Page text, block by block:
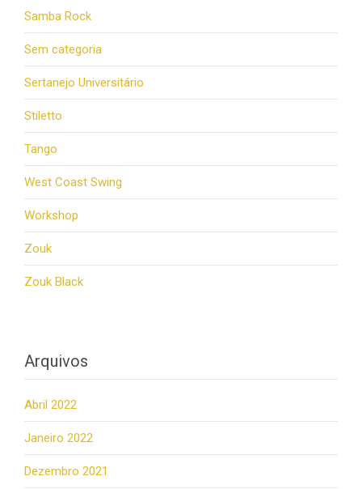
Samba Rock
Sem categoria
Sertanejo Universitário
Stiletto
Tango
West Coast Swing
Workshop
Zouk
Zouk Black
Arquivos
Abril 2022
Janeiro 2022
Dezembro 2021